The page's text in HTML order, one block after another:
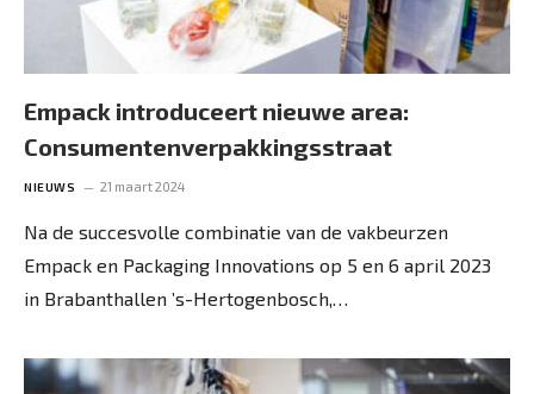
Empack introduceert nieuwe area:
Consumentenverpakkingsstraat
NIEUWS 21 maart 2024
Na de succesvolle combinatie van de vakbeurzen
Empack en Packaging Innovations op 5 en 6 april 2023
in Brabanthallen ’s-Hertogenbosch,…